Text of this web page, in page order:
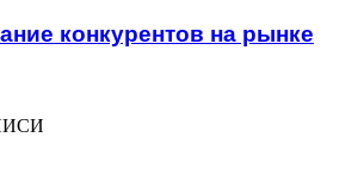
конкурентов на рынке